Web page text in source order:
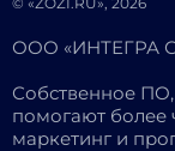
ООО «ИНТЕГРА
Собственное
помогают более
маркетинг и